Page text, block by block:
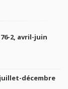
2, avril-juin
décembre